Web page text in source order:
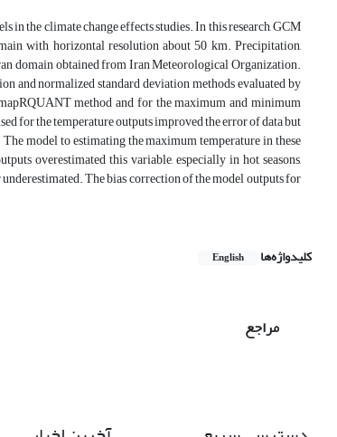
in the climate change effects studies. In this research, GCM
with horizontal resolution about 50 km. Precipitation,
domain obtained from Iran Meteorological Organization.
and normalized standard deviation methods evaluated by
method and for the maximum and minimum
for the temperature outputs improved the error of data but
model to estimating the maximum temperature in these
overestimated this variable, especially in hot seasons,
The bias correction of the model outputs for
کلیدواژه‌ها English
مراجع